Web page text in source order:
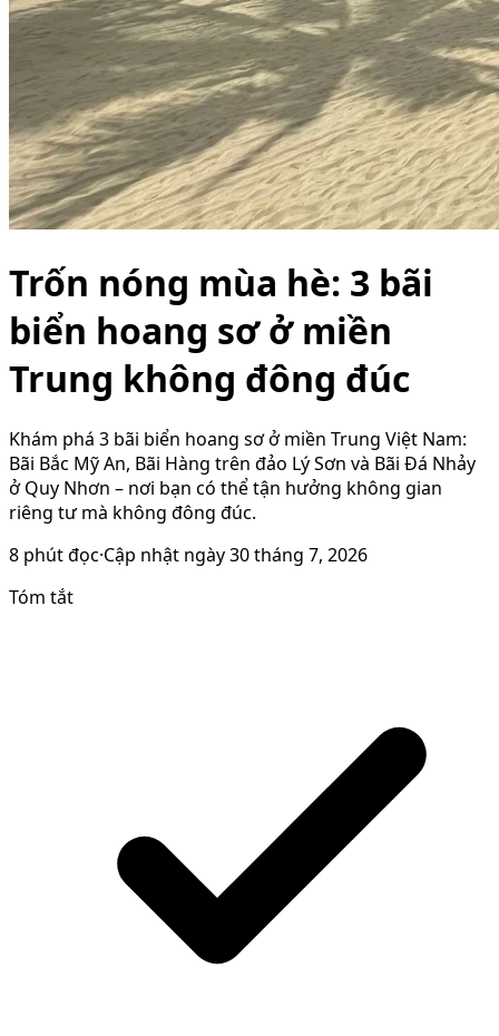
Trốn nóng mùa hè: 3 bãi
biển hoang sơ ở miền
Trung không đông đúc
Khám phá 3 bãi biển hoang sơ ở miền Trung Việt Nam:
Bãi Bắc Mỹ An, Bãi Hàng trên đảo Lý Sơn và Bãi Đá Nhảy
ở Quy Nhơn – nơi bạn có thể tận hưởng không gian
riêng tư mà không đông đúc.
8 phút đọc·Cập nhật ngày30 tháng 7, 2026
Tóm tắt